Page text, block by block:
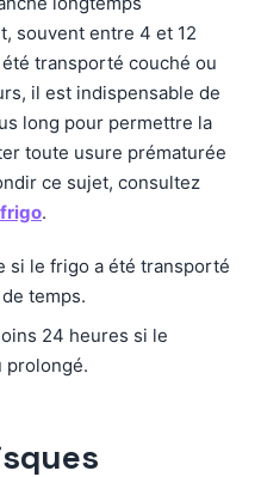
souvent entre 4 et 12
transporté couché ou
il est indispensable de
long pour permettre la
toute usure prématurée
ce sujet, consultez
.
si le frigo a été transporté
temps.
24 heures si le
prolongé.